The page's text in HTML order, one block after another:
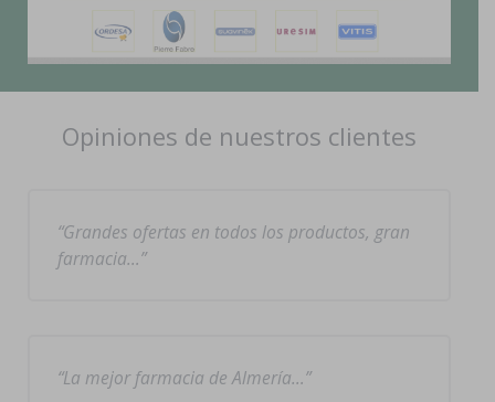
Opiniones de nuestros clientes
Grandes ofertas en todos los productos, gran
farmacia…
La mejor farmacia de Almería…